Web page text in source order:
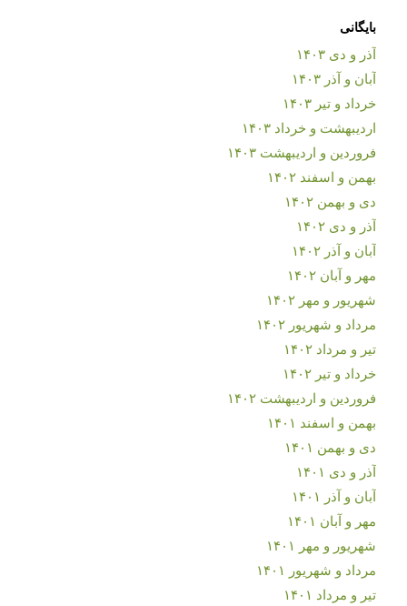
بایگانی
آذر و دی ۱۴۰۳
آبان و آذر ۱۴۰۳
خرداد و تیر ۱۴۰۳
اردیبهشت و خرداد ۱۴۰۳
فروردین و اردیبهشت ۱۴۰۳
بهمن و اسفند ۱۴۰۲
دی و بهمن ۱۴۰۲
آذر و دی ۱۴۰۲
آبان و آذر ۱۴۰۲
مهر و آبان ۱۴۰۲
شهریور و مهر ۱۴۰۲
مرداد و شهریور ۱۴۰۲
تیر و مرداد ۱۴۰۲
خرداد و تیر ۱۴۰۲
فروردین و اردیبهشت ۱۴۰۲
بهمن و اسفند ۱۴۰۱
دی و بهمن ۱۴۰۱
آذر و دی ۱۴۰۱
آبان و آذر ۱۴۰۱
مهر و آبان ۱۴۰۱
شهریور و مهر ۱۴۰۱
مرداد و شهریور ۱۴۰۱
تیر و مرداد ۱۴۰۱